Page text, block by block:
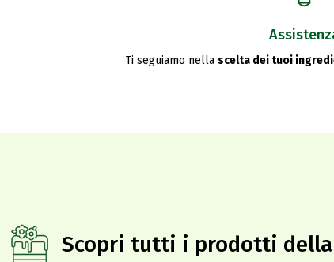
Ti seguiamo nella scelta dei tuoi
Scopri tutti i prodotti della